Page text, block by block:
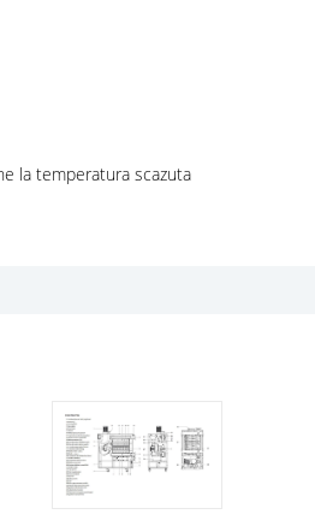
la temperatura scazuta